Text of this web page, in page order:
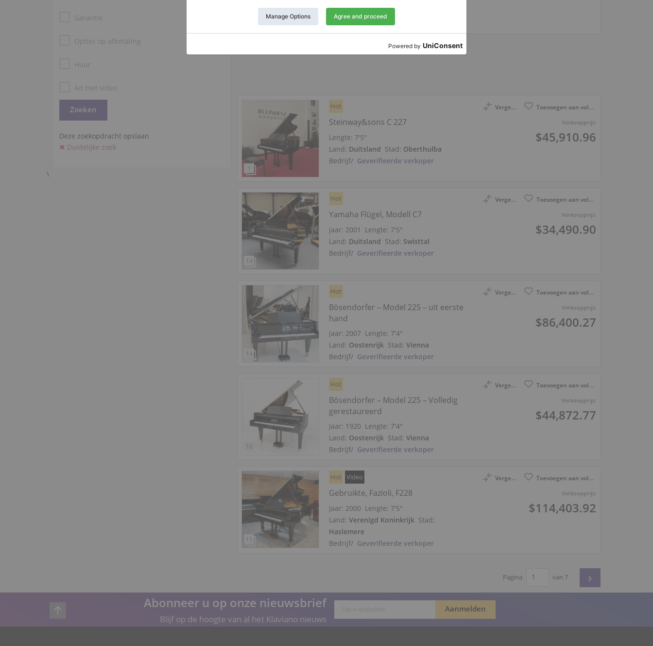
Garantie
Opties op afbetaling
Huur
Ad met video
Deze zoekopdracht opslaan
✖ Duidelijke zoek
\
Bedrijf / Geverifieerde verkoper
Vergelijk Toevoegen aan volglijst
Verkoopprijs:
$45,910.96
Hot
Steinway&sons C 227
Lengte: 7′5″
Land: Duitsland Stad: Oberthulba
Bedrijf/ Geverifieerde verkoper
Vergelijk Toevoegen aan volglijst
Verkoopprijs:
$34,490.90
Hot
Yamaha Flügel, Modell C7
Jaar: 2001 Lengte: 7′5″
Land: Duitsland Stad: Swisttal
Bedrijf/ Geverifieerde verkoper
Vergelijk Toevoegen aan volglijst
Verkoopprijs:
$86,400.27
Hot
Bösendorfer – Model 225 – uit eerste
hand
Jaar: 2007 Lengte: 7′4″
Land: Oostenrijk Stad:Vienna
Bedrijf/ Geverifieerde verkoper
Vergelijk Toevoegen aan volglijst
Verkoopprijs:
$44,872.77
Hot
Bösendorfer – Model 225 – Volledig
gerestaureerd
Jaar: 1920 Lengte: 7′4″
Land: Oostenrijk Stad:Vienna
Bedrijf/ Geverifieerde verkoper
Vergelijk Toevoegen aan volglijst
Verkoopprijs:
$114,403.92
Hot Video
Gebruikte, Fazioli, F228
Jaar: 2000 Lengte: 7′5″
Land:Verenigd Koninkrijk Stad:
Haslemere
Bedrijf/ Geverifieerde verkoper
Pagina van 7 ›
Abonneer u op onze nieuwsbrief
Blijf op de hoogte van al het Klaviano nieuws